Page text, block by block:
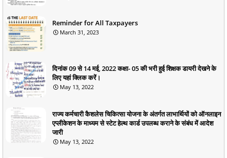
Reminder for All Taxpayers
March 31, 2023
दिनांक 09 से 14 मई, 2022 कक्षा- 05 की भरी हुई शिक्षक डायरी देखने के
लिए यहां क्लिक करें।
May 13, 2022
राज्य कर्मचारी कैशलेस चिकित्सा योजना के अंतर्गत लाभार्थियों को ऑनलाइन
एप्लीकेशन के माध्यम से स्टेट हेल्थ कार्ड उपलब्ध कराने के संबंध में आदेश
जारी
May 13, 2022